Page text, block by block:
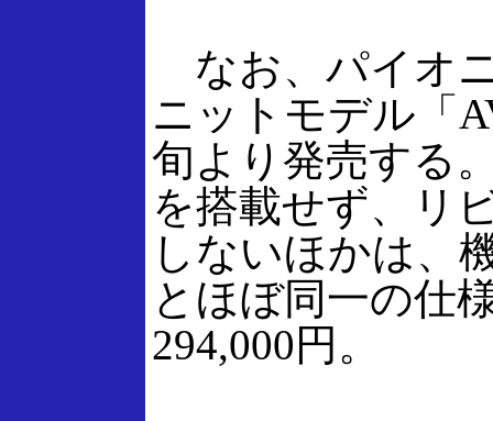
なお、パイオ
ニットモデル「
旬より発売する
を搭載せず、リ
しないほかは、
とほぼ同一の仕
294,000円。